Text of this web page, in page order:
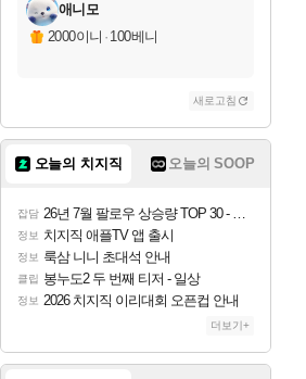
애니모
2000이니 · 100베니
새로고침
오늘의 치지직 오늘의 SOOP
잡담 26년 7월 팔로우 상승량 TOP 30 - 월간 치지직
정보 치지직 애플TV 앱 출시
정보 룩삼 니니 초대석 안내
클립 봉누도2 두 번째 티저 - 일상
정보 2026 치지직 이리대회 오픈컵 안내
더보기+